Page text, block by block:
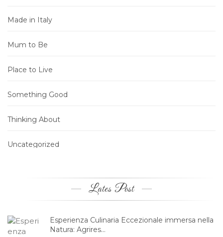
Made in Italy
Mum to Be
Place to Live
Something Good
Thinking About
Uncategorized
Lates Post
Esperienza Culinaria Eccezionale immersa nella
Natura: Agrires…